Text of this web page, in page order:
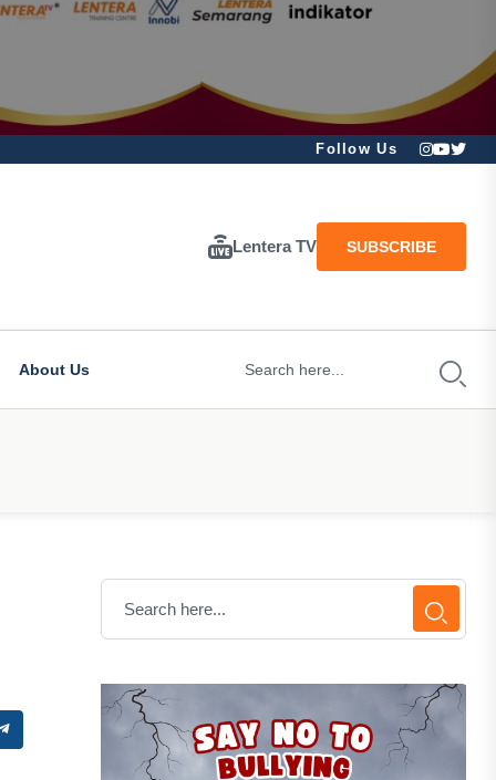
Follow Us
Lentera TV SUBSCRIBE
About Us